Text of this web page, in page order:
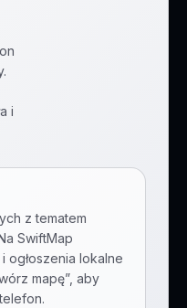
i
z tematem
SwiftMap
ogłoszenia lokalne
mapę”, aby
telefon.